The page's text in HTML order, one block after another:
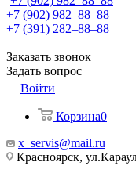
+7 (902) 982‒88‒88
+7 (391) 282‒88‒88
Заказать звонок
Задать вопрос
Войти
Корзина0
x_servis@mail.ru
Красноярск,